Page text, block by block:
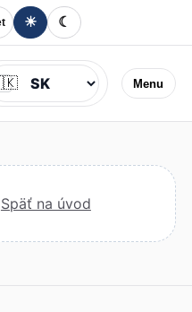
☀ ☾
Menu
Jazyk
Späť na úvod